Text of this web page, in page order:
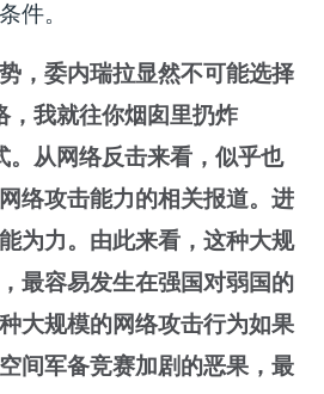
件。
，委内瑞拉显然不可能选择
，我就往你烟囱里扔炸
。从网络反击来看，似乎也
络攻击能力的相关报道。进
为力。由此来看，这种大规
最容易发生在强国对弱国的
大规模的网络攻击行为如果
间军备竞赛加剧的恶果，最